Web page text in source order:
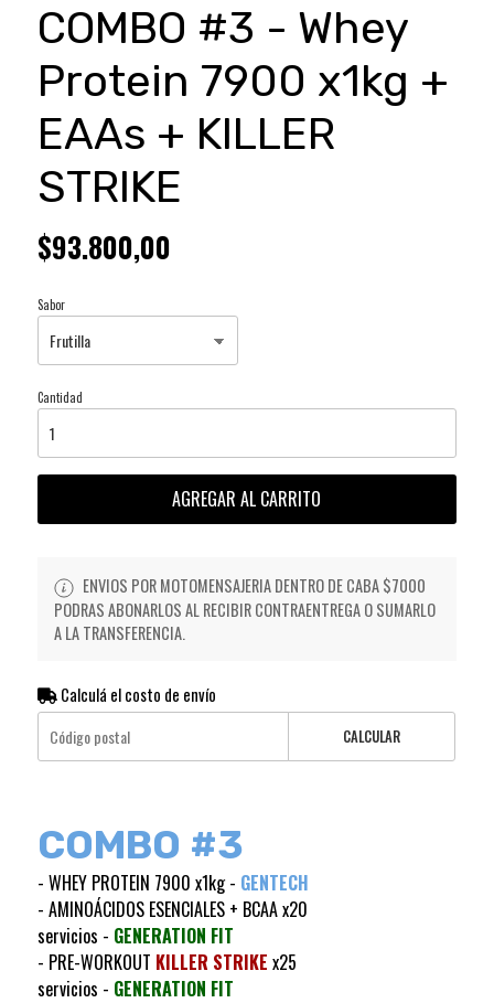
COMBO #3 - Whey
Protein 7900 x1kg +
EAAs + KILLER
STRIKE
$93.800,00
Sabor
Cantidad
AGREGAR AL CARRITO
ENVIOS POR MOTOMENSAJERIA DENTRO DE CABA $7000
PODRAS ABONARLOS AL RECIBIR CONTRAENTREGA O SUMARLO
A LA TRANSFERENCIA.
Calculá el costo de envío
CALCULAR
COMBO #3
- WHEY PROTEIN 7900 x1kg - GENTECH
- AMINOÁCIDOS ESENCIALES + BCAA x20
servicios - GENERATION FIT
- PRE-WORKOUT KILLER STRIKE x25
servicios - GENERATION FIT